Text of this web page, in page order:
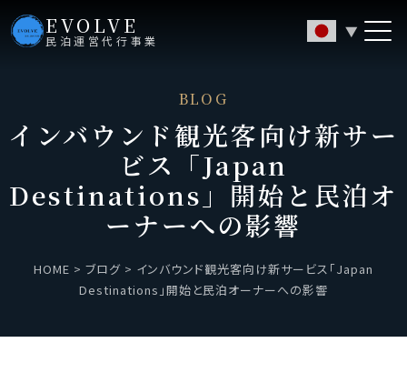
EVOLVE
民泊運営代行事業
▼
BLOG
インバウンド観光客向け新サー
ビス「Japan
Destinations」開始と民泊オ
ーナーへの影響
HOME > ブログ > インバウンド観光客向け新サービス「Japan
Destinations」開始と民泊オーナーへの影響